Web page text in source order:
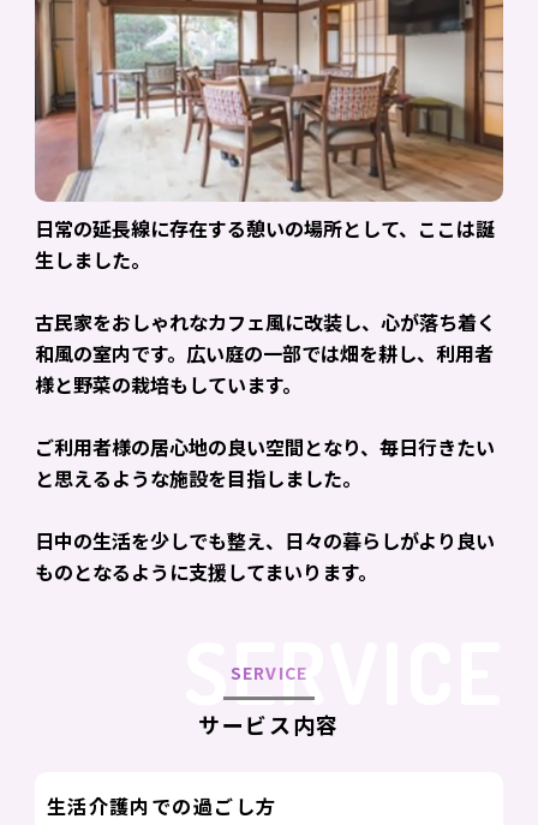
日常の延長線に存在する憩いの場所として、
ここは誕
生しました。
古民家をおしゃれなカフェ風に改装し、心が落ち着く
和風の室内です。広い庭の一部では畑を耕し、利用者
様と野菜の栽培もしています。
ご利用者様の居心地の良い空間となり、 毎日行きたい
と思えるような施設を目指しました。
日中の生活を少しでも整え、日々の暮らしがより良い
ものとなるように支援してまいります。
SERVICE
SERVICE
サービス内容
生活介護内での過ごし方